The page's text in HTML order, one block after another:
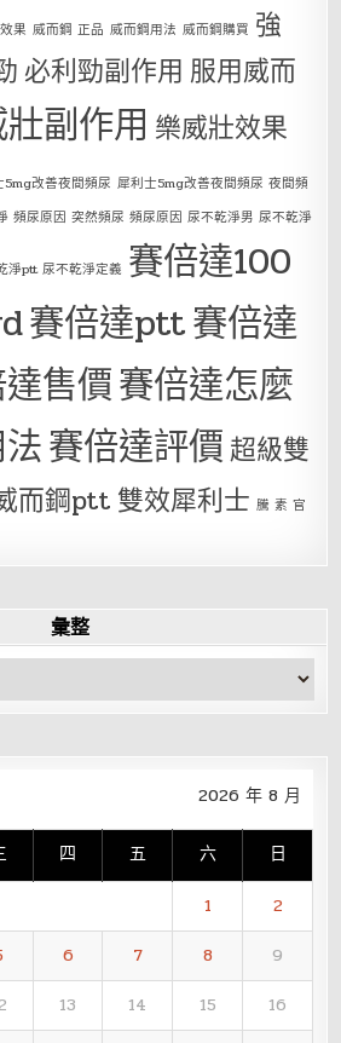
果 威而鋼 正品 威而鋼用法 威而鋼購買 強
必利勁副作用 服用威而
副作用 樂威壯效果
5mg改善夜間頻尿 犀利士5mg改善夜間頻尿 夜間頻
頻尿原因 突然頻尿 頻尿原因 尿不乾淨男 尿不乾淨
淨ptt 尿不乾淨定義 賽倍達100
賽倍達ptt賽倍達
售價賽倍達怎麼
賽倍達評價超級雙
而鋼ptt 雙效犀利士 騰 素 官
彙整
2026 年 8 月
四 五 六 日
1
2
6 7 8
9
13 14 15
16